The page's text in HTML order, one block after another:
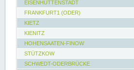
EISENHÜTTENSTADT
FRANKFURT1 (ODER)
KIETZ
KIENITZ
HOHENSAATEN-FINOW
STÜTZKOW
SCHWEDT-ODERBRÜCKE